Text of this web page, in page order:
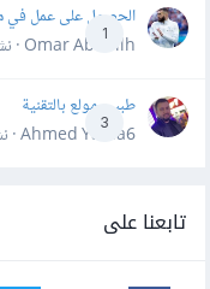
1
الحصول على عمل
Omar Abdallh · نشر
3
طبيب مولع بالتقنية
Ahmed Yahia6 · نشر
تابعنا على